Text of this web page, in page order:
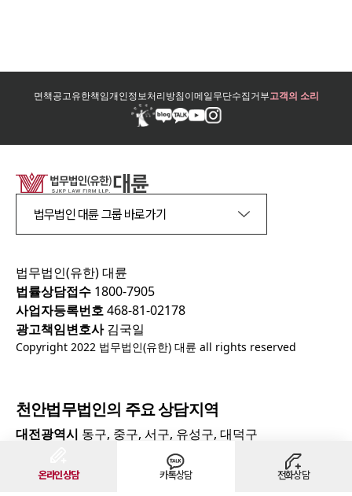
온라인상담 카톡상담 전화상담
면책공고유한책임개인정보처리방침이메일무단수집거부고객의 소리
법무법인 대륜 그룹 바로가기
법무법인(유한) 대륜
법률상담접수 1800-7905
사업자등록번호468-81-02178
광고책임변호사김국일
Copyright 2022 법무법인(유한) 대륜 all rights reserved
천안법무법인의 주요 상담지역
대전광역시 동구, 중구, 서구, 유성구, 대덕구
천안시, 아산시, 서산시, 당진시, 논산시, 공주시,
보령시, 홍성군, 예산군, 부여군, 태안군, 서천군, 금산군,